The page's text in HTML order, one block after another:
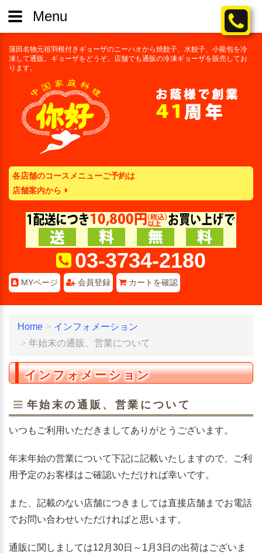
蒲田名物元祖羽根付きギョーザのニーハオから焼餃子、水餃子、小龍包を冷
凍して通販。ギョーザをどうぞ。店舗でも通販の冷凍ギョーザを販売してお
ります。
各店舗のコースメニューご予約は
店舗案内から
03-3734-2180
MYページ 会員登録 カートを確認
Home
インフォメーション
年始末の通販、営業について
インフォメーション
年始末の通販、営業について
いつもご利用いただきましてありがとうございます。
年末年始の営業について下記に記載いたしますので、ご利
用予定のお客様はご確認いただければ幸いです。
また、記載のない店舗につきましては直接店舗までお電話
でお問い合わせいただければと思います。
通販に関しましては12月30日～1月3日の出荷はございま
Menu